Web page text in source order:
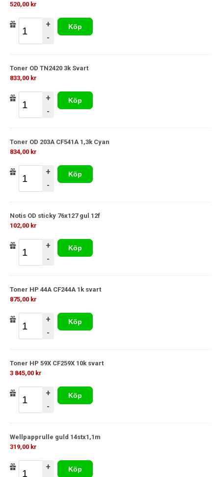
520,00 kr
+
-
Köp
Toner OD TN2420 3k Svart
833,00 kr
+
-
Köp
Toner OD 203A CF541A 1,3k Cyan
834,00 kr
+
-
Köp
Notis OD sticky 76x127 gul 12f
102,00 kr
+
-
Köp
Toner HP 44A CF244A 1k svart
875,00 kr
+
-
Köp
Toner HP 59X CF259X 10k svart
3 845,00 kr
+
-
Köp
Wellpapprulle guld 14stx1,1m
319,00 kr
+
Köp